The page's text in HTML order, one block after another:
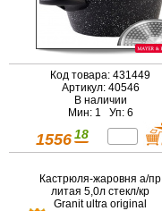
Код товара: 431449
Артикул: 40546
В наличии
Мин: 1 Уп: 6
1556 18
Кастрюля-жаровня а/пр
литая 5,0л стекл/кр
Granit ultra original